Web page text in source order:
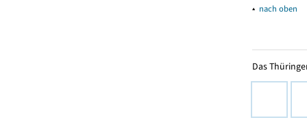
▴ nach oben
Das